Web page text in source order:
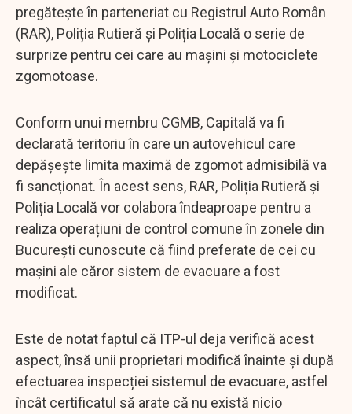
pregătește în parteneriat cu Registrul Auto Român
(RAR), Poliția Rutieră și Poliția Locală o serie de
surprize pentru cei care au mașini și motociclete
zgomotoase.
Conform unui membru CGMB, Capitală va fi
declarată teritoriu în care un autovehicul care
depășește limita maximă de zgomot admisibilă va
fi sancționat. În acest sens, RAR, Poliția Rutieră și
Poliția Locală vor colabora îndeaproape pentru a
realiza operațiuni de control comune în zonele din
București cunoscute că fiind preferate de cei cu
mașini ale căror sistem de evacuare a fost
modificat.
Este de notat faptul că ITP-ul deja verifică acest
aspect, însă unii proprietari modifică înainte și după
efectuarea inspecției sistemul de evacuare, astfel
încât certificatul să arate că nu există nicio